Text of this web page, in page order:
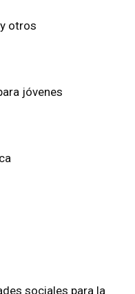
otros
jóvenes
sociales para la